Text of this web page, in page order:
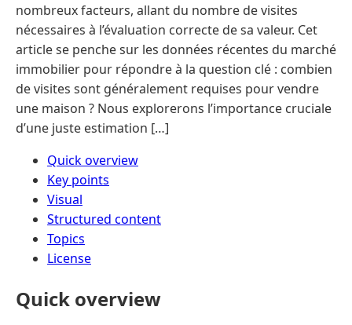
nombreux facteurs, allant du nombre de visites
nécessaires à l’évaluation correcte de sa valeur. Cet
article se penche sur les données récentes du marché
immobilier pour répondre à la question clé : combien
de visites sont généralement requises pour vendre
une maison ? Nous explorerons l’importance cruciale
d’une juste estimation […]
Quick overview
Key points
Visual
Structured content
Topics
License
Quick overview